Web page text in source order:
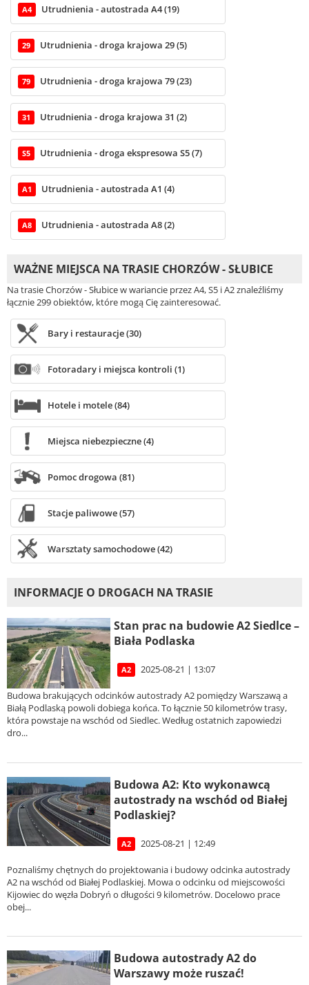
A4 Utrudnienia - autostrada A4 (19)
29 Utrudnienia - droga krajowa 29 (5)
79 Utrudnienia - droga krajowa 79 (23)
31 Utrudnienia - droga krajowa 31 (2)
S5 Utrudnienia - droga ekspresowa S5 (7)
A1 Utrudnienia - autostrada A1 (4)
A8 Utrudnienia - autostrada A8 (2)
WAŻNE MIEJSCA NA TRASIE CHORZÓW - SŁUBICE
Na trasie Chorzów - Słubice w wariancie przez A4, S5 i A2 znaleźliśmy
łącznie 299 obiektów, które mogą Cię zainteresować.
Bary i restauracje (30)
Fotoradary i miejsca kontroli (1)
Hotele i motele (84)
Miejsca niebezpieczne (4)
Pomoc drogowa (81)
Stacje paliwowe (57)
Warsztaty samochodowe (42)
INFORMACJE O DROGACH NA TRASIE
Stan prac na budowie A2 Siedlce –
Biała Podlaska
A2 2025-08-21 | 13:07
Budowa brakujących odcinków autostrady A2 pomiędzy Warszawą a
Białą Podlaską powoli dobiega końca. To łącznie 50 kilometrów trasy,
która powstaje na wschód od Siedlec. Według ostatnich zapowiedzi
dro...
Budowa A2: Kto wykonawcą
autostrady na wschód od Białej
Podlaskiej?
A2 2025-08-21 | 12:49
Poznaliśmy chętnych do projektowania i budowy odcinka autostrady
A2 na wschód od Białej Podlaskiej. Mowa o odcinku od miejscowości
Kijowiec do węzła Dobryń o długości 9 kilometrów. Docelowo prace
obej...
Budowa autostrady A2 do
Warszawy może ruszać!